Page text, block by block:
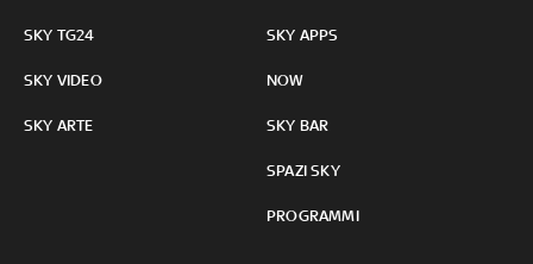
SKY TG24
SKY VIDEO
SKY ARTE
SKY APPS
NOW
SKY BAR
SPAZI SKY
PROGRAMMI